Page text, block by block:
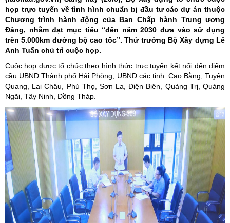
họp trực tuyến về tình hình chuẩn bị đầu tư các dự án thuộc
Chương trình hành động của Ban Chấp hành Trung ương
Đảng, nhằm đạt mục tiêu “đến năm 2030 đưa vào sử dụng
trên 5.000km đường bộ cao tốc”. Thứ trưởng Bộ Xây dựng Lê
Anh Tuấn chủ trì cuộc họp.
Cuộc họp được tổ chức theo hình thức trực tuyến kết nối đến điểm
cầu UBND Thành phố Hải Phòng; UBND các tỉnh: Cao Bằng, Tuyên
Quang, Lai Châu, Phú Thọ, Sơn La, Điện Biên, Quảng Trị, Quảng
Ngãi, Tây Ninh, Đồng Tháp.